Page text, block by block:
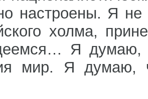
настроены. Я
холма,
Я думаю,
мир. Я думаю,